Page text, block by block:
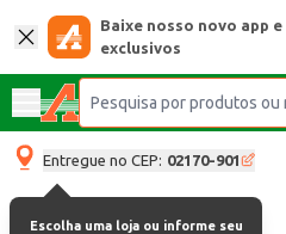
Baixe nosso novo app
exclusivos
Entregue no CEP: 02170-901
Escolha uma loja ou informe seu